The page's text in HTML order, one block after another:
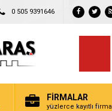
0 505 9391646
FİRMALAR
yüzlerce kayıtlı firma